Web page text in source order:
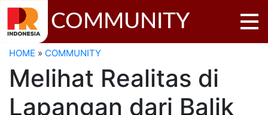
COMMUNITY
HOME » COMMUNITY
Melihat Realitas di
Lapangan dari Balik